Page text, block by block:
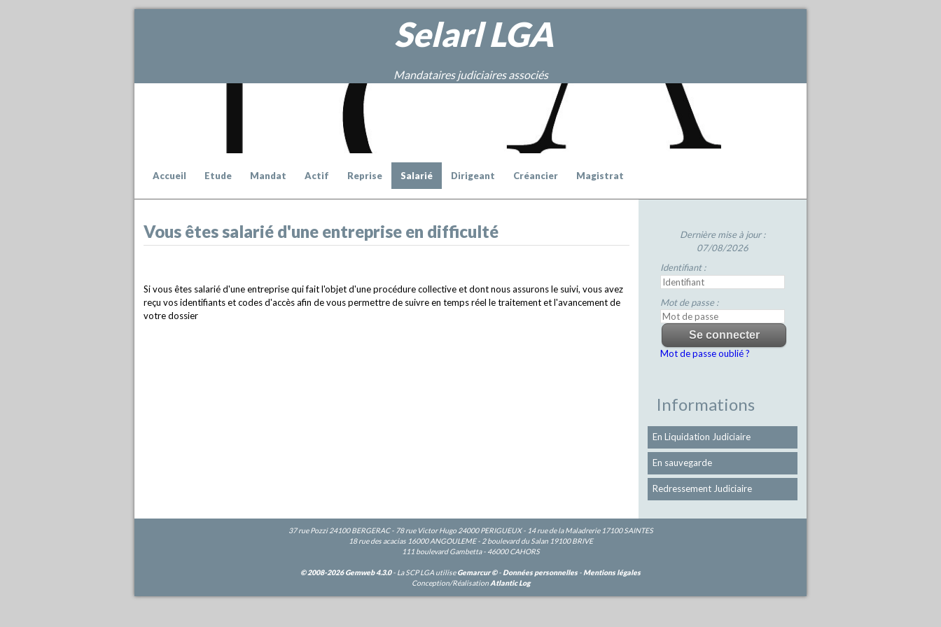
SelarlLGA
Mandataires judiciaires associés
Accueil Etude Mandat Actif Reprise Salarié Dirigeant Créancier Magistrat
Vous êtes salarié d'une entreprise en difficulté
Si vous êtes salarié d'une entreprise qui fait l'objet d'une procédure collective et dont nous assurons le suivi, vous avez
reçu vos identifiants et codes d'accès afin de vous permettre de suivre en temps réel le traitement et l'avancement de
votre dossier
Dernière mise à jour :
07/08/2026
Identifiant :
Mot de passe :
Mot de passe oublié ?
Informations
En Liquidation Judiciaire
En sauvegarde
Redressement Judiciaire
37 rue Pozzi 24100 BERGERAC - 78 rue Victor Hugo 24000 PERIGUEUX - 14 rue de la Maladrerie 17100 SAINTES
18 rue des acacias 16000 ANGOULEME - 2 boulevard du Salan 19100 BRIVE
111 boulevard Gambetta - 46000 CAHORS
© 2008-2026 Gemweb 4.3.0- La SCP LGA utiliseGemarcur ©- Données personnelles- Mentions légales
Conception/Réalisation Atlantic Log